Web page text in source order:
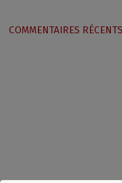
COMMENTAIRES RÉCENTS